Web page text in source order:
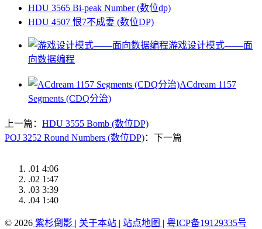
HDU 3565 Bi-peak Number (数位dp)
HDU 4507 恨7不成妻 (数位DP)
游戏设计模式——面
向数据编程
ACdream 1157
Segments (CDQ分治)
上一篇： HDU 3555 Bomb (数位DP)
POJ 3252 Round Numbers (数位DP)：下一篇
.01 4:06
.02 1:47
.03 3:39
.04 1:40
© 2026 紫杉倒影 | 关于本站 | 站点地图 | 粤ICP备19129335号